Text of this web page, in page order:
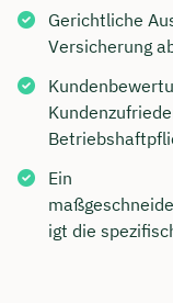
Gerichtliche
Versicherung
Ein
igt die